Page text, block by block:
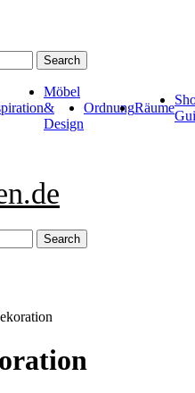
Search
Möbel
&
Design
OrdnungRäume
Search